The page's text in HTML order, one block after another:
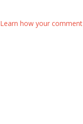
Learn how your